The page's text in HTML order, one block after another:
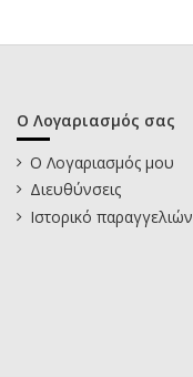
Ο Λογαριασμός σας
Ο Λογαριασμός μου
Διευθύνσεις
Ιστορικό παραγγελιών